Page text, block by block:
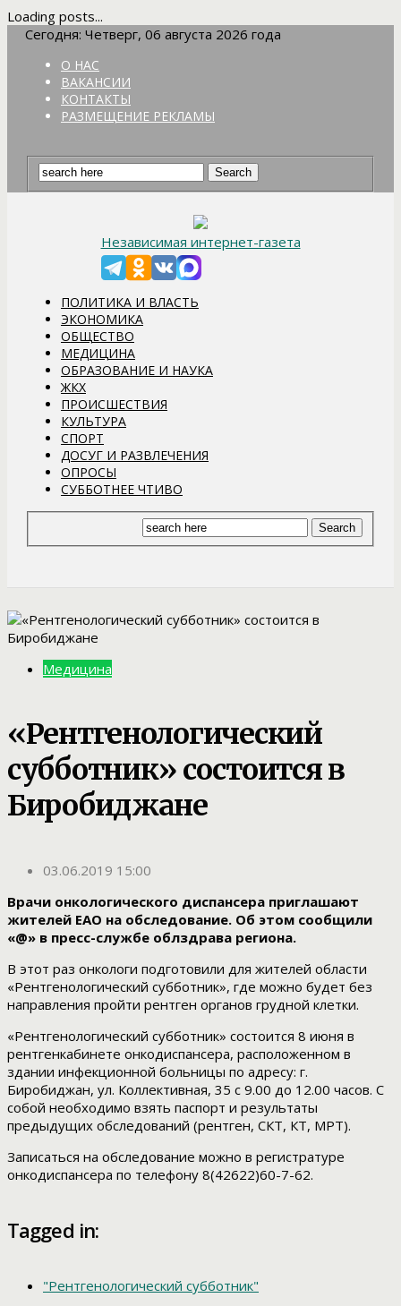
Loading posts...
Сегодня: Четверг, 06 августа 2026 года
О НАС
ВАКАНСИИ
КОНТАКТЫ
РАЗМЕЩЕНИЕ РЕКЛАМЫ
Независимая интернет-газета
ПОЛИТИКА И ВЛАСТЬ
ЭКОНОМИКА
ОБЩЕСТВО
МЕДИЦИНА
ОБРАЗОВАНИЕ И НАУКА
ЖКХ
ПРОИСШЕСТВИЯ
КУЛЬТУРА
СПОРТ
ДОСУГ И РАЗВЛЕЧЕНИЯ
ОПРОСЫ
СУББОТНЕЕ ЧТИВО
Медицина
«Рентгенологический
субботник» состоится в
Биробиджане
03.06.2019 15:00
Врачи онкологического диспансера приглашают
жителей ЕАО на обследование. Об этом сообщили
«@» в пресс-службе облздрава региона.
В этот раз онкологи подготовили для жителей области
«Рентгенологический субботник», где можно будет без
направления пройти рентген органов грудной клетки.
«Рентгенологический субботник» состоится 8 июня в
рентгенкабинете онкодиспансера, расположенном в
здании инфекционной больницы по адресу: г.
Биробиджан, ул. Коллективная, 35 с 9.00 до 12.00 часов. С
собой необходимо взять паспорт и результаты
предыдущих обследований (рентген, СКТ, КТ, МРТ).
Записаться на обследование можно в регистратуре
онкодиспансера по телефону 8(42622)60-7-62.
Tagged in:
"Рентгенологический субботник"